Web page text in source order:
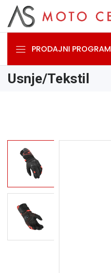
PRODAJNI PROGRAM
Usnje/Tekstil